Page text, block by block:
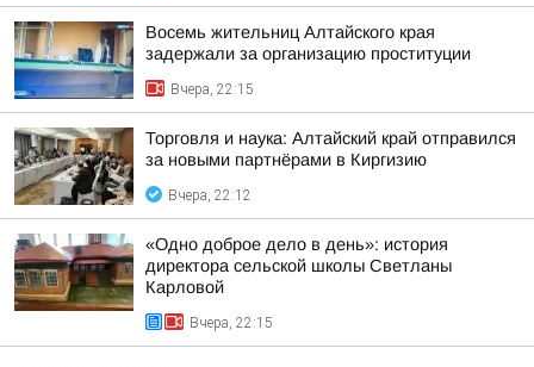
Восемь жительниц Алтайского края
задержали за организацию проституции
Вчера, 22:15
Торговля и наука: Алтайский край отправился
за новыми партнёрами в Киргизию
Вчера, 22:12
«Одно доброе дело в день»: история
директора сельской школы Светланы
Карловой
Вчера, 22:15